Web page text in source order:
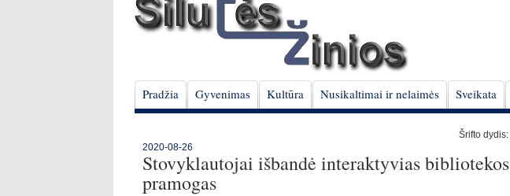
Pradžia Gyvenimas Kultūra Nusikaltimai ir nelaimės Sveikata
Šrifto dydis:
2020-08-26
Stovyklautojai išbandė interaktyvias bibliotekos
pramogas